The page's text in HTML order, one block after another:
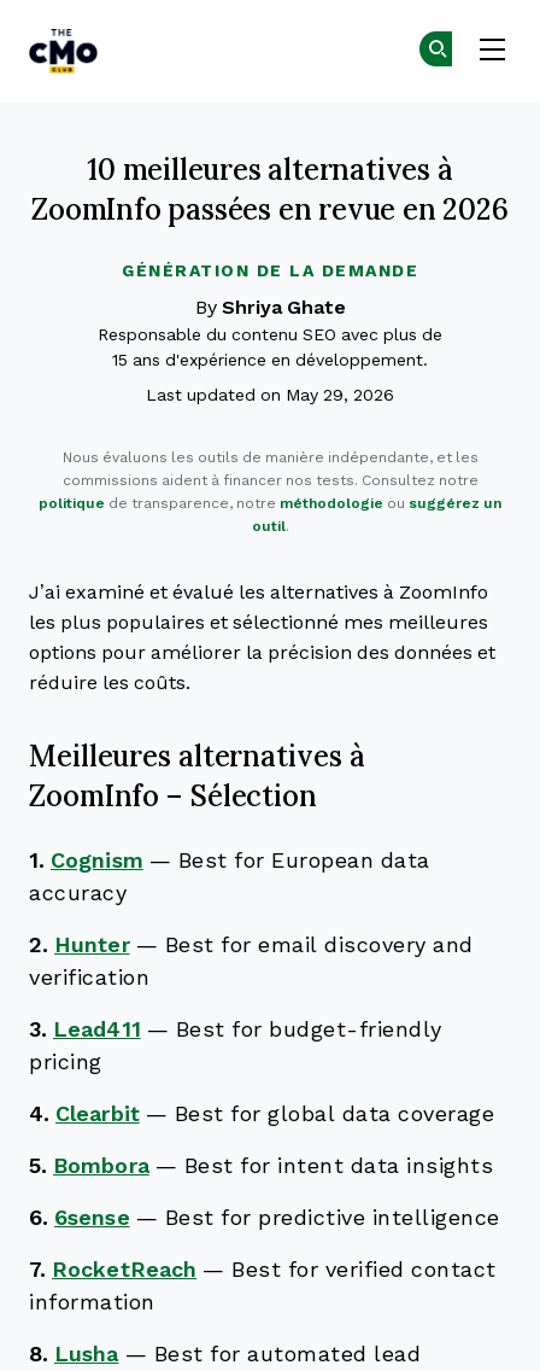
GÉNÉRATION DE LA DEMANDE
10 meilleures alternatives à
ZoomInfo passées en revue en 2026
By Shriya Ghate
Responsable du contenu SEO avec plus de
15 ans d'expérience en développement.
Last updated on May 29, 2026
Nous évaluons les outils de manière indépendante, et les
commissions aident à financer nos tests. Consultez notre
politique de transparence, notre méthodologie ou suggérez un
outil.
J’ai examiné et évalué les alternatives à ZoomInfo
les plus populaires et sélectionné mes meilleures
options pour améliorer la précision des données et
réduire les coûts.
Meilleures alternatives à
ZoomInfo – Sélection
1. Cognism — Best for European data
accuracy
2. Hunter — Best for email discovery and
verification
3. Lead411 — Best for budget-friendly
pricing
4. Clearbit — Best for global data coverage
5. Bombora — Best for intent data insights
6. 6sense — Best for predictive intelligence
7. RocketReach — Best for verified contact
information
8. Lusha — Best for automated lead